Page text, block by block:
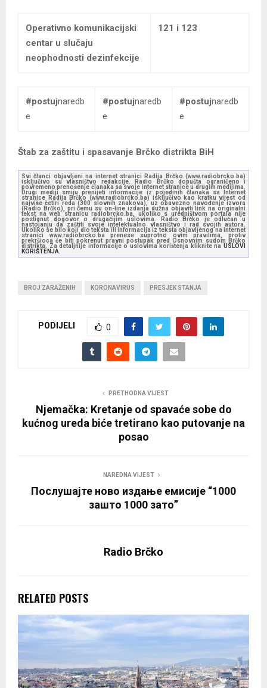
Operativno komunikacijski
centar u slučaju
neophodnosti dezinfekcije
121 i 123
#postujnaredb
e
#postujnaredb
e
#postujnaredb
e
Štab za zaštitu i spasavanje Brčko distrikta BiH
Svi članci objavljeni na internet stranici Radija Brčko (www.radiobrcko.ba)
isključivo su vlasništvo redakcije. Radio Brčko dopušta ograničeno i
povremeno prenošenje članaka sa svoje internet stranice u drugim medijima.
Drugi mediji smiju prenijeti informacije iz pojedinih članaka sa Internet
stranice Radija Brčko (www.radiobrcko.ba) isključivo kao kratku vijest od
najviše četiri reda (300 slovnih znakova), uz obavezno navođenje izvora
(Radio Brčko), pri čemu su on-line izdanja dužna objaviti link na originalni
tekst na web stranicu radiobrcko.ba, ukoliko s uredništvom portala nije
postignut dogovor o drugačijim uslovima. Radio Brčko je odlučan u
nastojanju da zaštiti svoje intelektualno vlasništvo i rad svojih autora.
Ukoliko se bilo koji dio teksta ili informacija iz teksta objavljenog na internet
stranici www.radiobrcko.ba prenese suprotno ovim pravilima, protiv
prekršioca će biti pokrenut pravni postupak pred Osnovnim sudom Brčko
distrikta. Za detaljnije informacije o uslovima korištenja kliknite na USLOVI
KORIŠTENJA.
BROJ ZARAŽENIH KORONAVIRUS PRESJEK STANJA
PODIJELI 0
PRETHODNA VIJEST
Njemačka: Kretanje od spavaće sobe do
kućnog ureda biće tretirano kao putovanje na
posao
NAREDNA VIJEST
Послушајте ново издање емисије “1000
зашто 1000 зато”
Radio Brčko
RELATED POSTS